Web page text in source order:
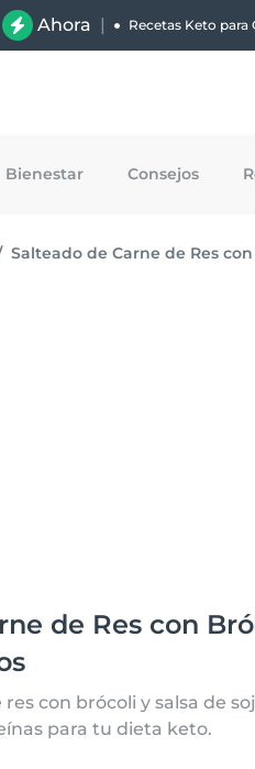
Ahora | Recetas Keto
Bienestar Consejos
Salteado de Carne de Res
de Res con
con brócoli y salsa de
para tu dieta keto.